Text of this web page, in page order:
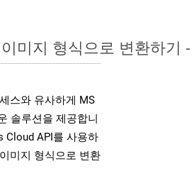
미지 형식으로 변환하기
스와 유사하게 MS
솔루션을 제공합니
Cloud API를 사용하
미지 형식으로 변환